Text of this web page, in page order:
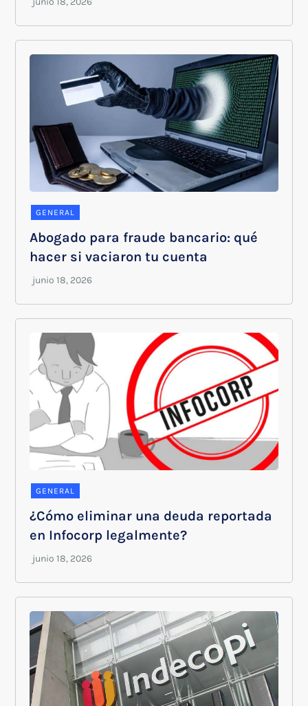
GENERAL
Abogado para fraude bancario: qué
hacer si vaciaron tu cuenta
GENERAL
¿Cómo eliminar una deuda reportada
en Infocorp legalmente?